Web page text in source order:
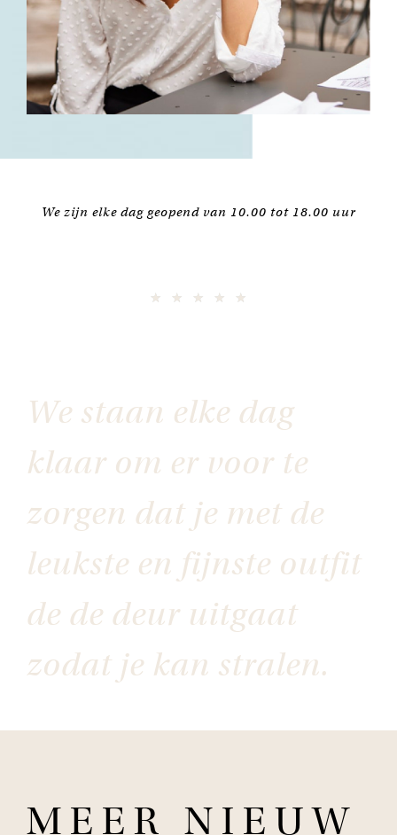
★ ★ ★ ★ ★
We zijn elke dag geopend van 10.00 tot 18.00 uur
We staan elke dag
klaar om er voor te
zorgen dat je met de
leukste en fijnste outfit
de de deur uitgaat
zodat je kan stralen.
MEER NIEUW